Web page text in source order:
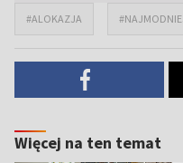
#ALOKAZJA
Więcej na ten temat